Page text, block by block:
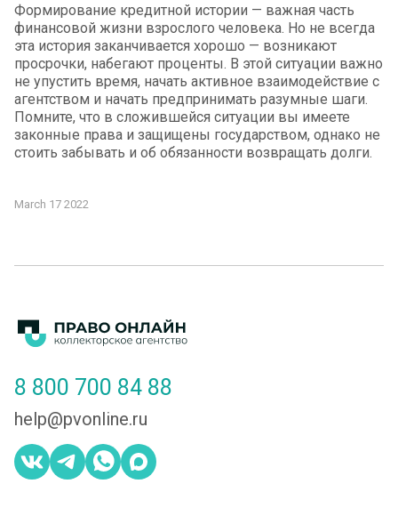
Формирование кредитной истории — важная часть
финансовой жизни взрослого человека. Но не всегда
эта история заканчивается хорошо — возникают
просрочки, набегают проценты. В этой ситуации важно
не упустить время, начать активное взаимодействие с
агентством и начать предпринимать разумные шаги.
Помните, что в сложившейся ситуации вы имеете
законные права и защищены государством, однако не
стоить забывать и об обязанности возвращать долги.
March 17 2022
8 800 700 84 88
help@pvonline.ru